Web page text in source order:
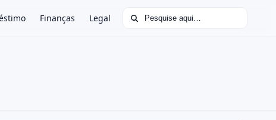
Finanças Legal Buscar por: